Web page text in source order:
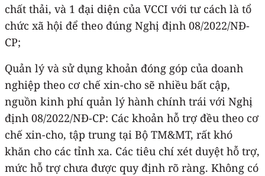
chất thải, và 1 đại diện của VCCI với tư cách là tổ
chức xã hội để theo đúng Nghị định 08/2022/NĐ-
CP;
Quản lý và sử dụng khoản đóng góp của doanh
nghiệp theo cơ chế xin-cho sẽ nhiều bất cập,
nguồn kinh phí quản lý hành chính trái với Nghị
định 08/2022/NĐ-CP: Các khoản hỗ trợ đều theo cơ
chế xin-cho, tập trung tại Bộ TM&MT, rất khó
khăn cho các tỉnh xa. Các tiêu chí xét duyệt hỗ trợ,
mức hỗ trợ chưa được quy định rõ ràng. Không có